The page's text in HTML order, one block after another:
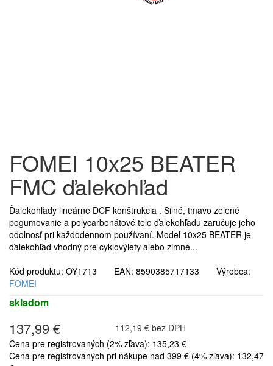
FOMEI 10x25 BEATER
FMC ďalekohľad
Ďalekohľady lineárne DCF konštrukcia . Silné, tmavo zelené
pogumovanie a polycarbonátové telo ďalekohľadu zaručuje jeho
odolnosť pri každodennom používaní. Model 10x25 BEATER je
ďalekohľad vhodný pre cyklovýlety alebo zimné...
Kód produktu: OY1713 EAN: 8590385717133 Výrobca:
FOMEI
skladom
137,99 €
112,19 € bez DPH
Cena pre registrovaných (2% zľava): 135,23 €
Cena pre registrovaných pri nákupe nad 399 € (4% zľava): 132,47